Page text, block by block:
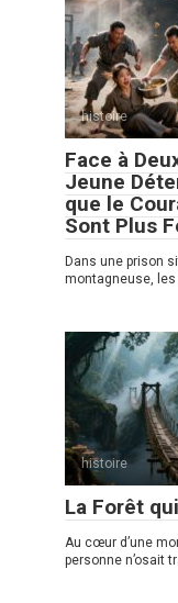
histoire
Face à
Jeune
que le
Sont Plus
Dans une prison
montagneuse,
histoire
La Forêt
Au cœur d’une
personne n’osait